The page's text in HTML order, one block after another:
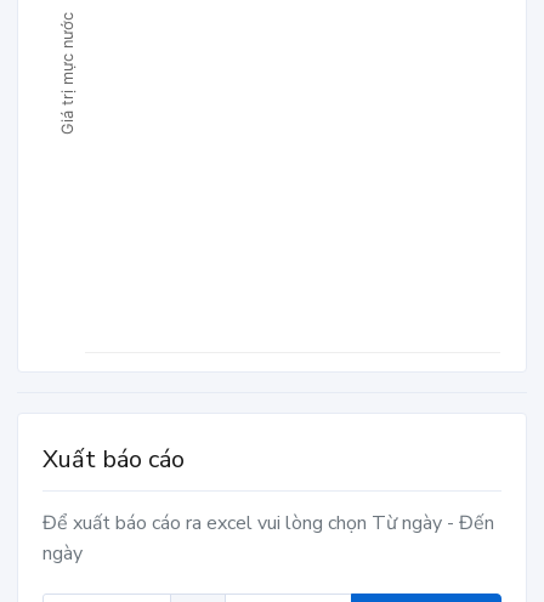
Giá trị mực nước
Xuất báo cáo
Để xuất báo cáo ra excel vui lòng chọn Từ ngày - Đến
ngày